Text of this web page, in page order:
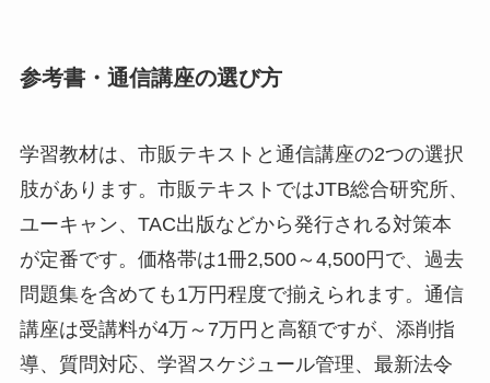
参考書・通信講座の選び方
学習教材は、市販テキストと通信講座の2つの選択
肢があります。市販テキストではJTB総合研究所、
ユーキャン、TAC出版などから発行される対策本
が定番です。価格帯は1冊2,500～4,500円で、過去
問題集を含めても1万円程度で揃えられます。通信
講座は受講料が4万～7万円と高額ですが、添削指
導、質問対応、学習スケジュール管理、最新法令